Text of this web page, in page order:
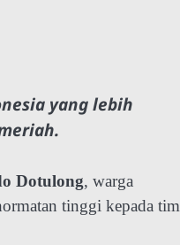
yang lebih
Dotulong, warga
tinggi kepada tim